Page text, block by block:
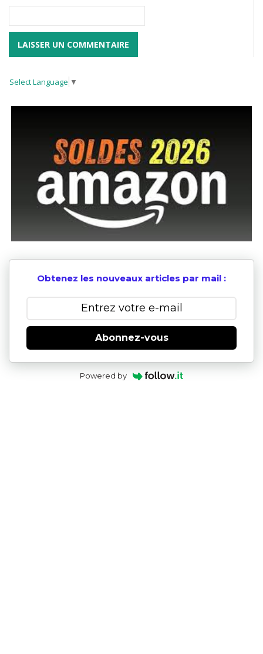
Select Language ▼
Obtenez les nouveaux articles par mail :
Abonnez-vous
Powered by